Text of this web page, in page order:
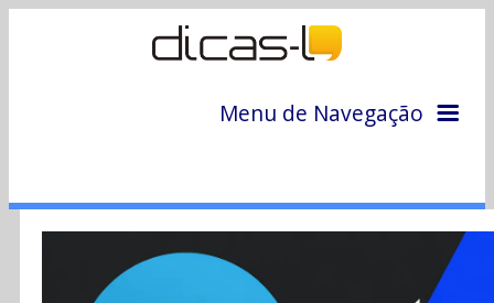
Menu de Navegação